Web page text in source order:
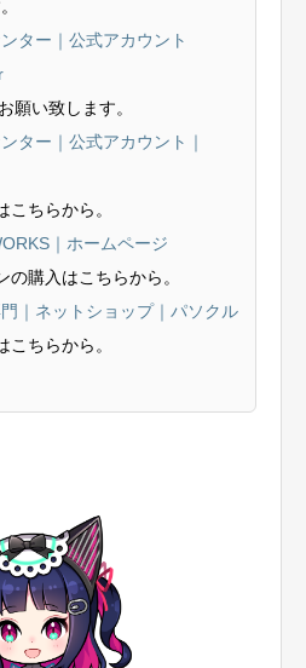
ター｜公式アカウント
願い致します。
ター｜公式アカウント｜
ちらから。
｜ホームページ
購入はこちらから。
｜ネットショップ｜パソクル
こちらから。